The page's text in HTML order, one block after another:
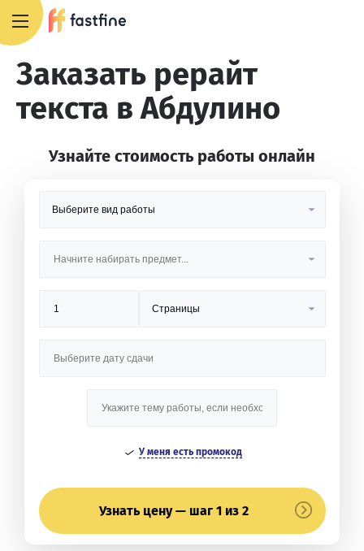
Заказать рерайт
текста в Абдулино
Узнайте стоимость работы онлайн
У меня есть промокод
Узнать цену — шаг 1 из 2